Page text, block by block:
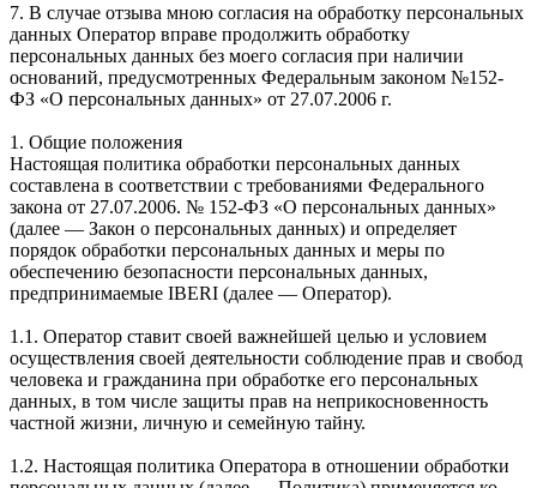
7. В случае отзыва мною согласия на обработку персональных
данных Оператор вправе продолжить обработку
персональных данных без моего согласия при наличии
оснований, предусмотренных Федеральным законом №152-
ФЗ «О персональных данных» от 27.07.2006 г.
1. Общие положения
Настоящая политика обработки персональных данных
составлена в соответствии с требованиями Федерального
закона от 27.07.2006. № 152-ФЗ «О персональных данных»
(далее — Закон о персональных данных) и определяет
порядок обработки персональных данных и меры по
обеспечению безопасности персональных данных,
предпринимаемые IBERI (далее — Оператор).
1.1. Оператор ставит своей важнейшей целью и условием
осуществления своей деятельности соблюдение прав и свобод
человека и гражданина при обработке его персональных
данных, в том числе защиты прав на неприкосновенность
частной жизни, личную и семейную тайну.
1.2. Настоящая политика Оператора в отношении обработки